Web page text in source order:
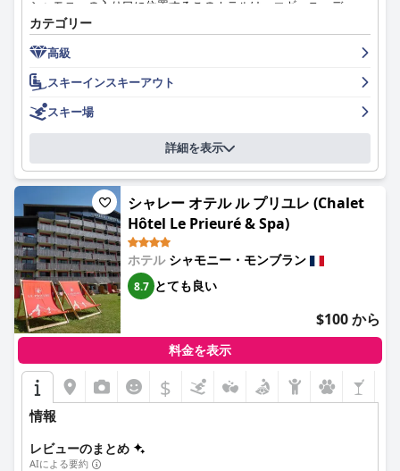
小ささと高い需要により、利用が制限される可能性があります。
問題を避けるためには、事前の予約をお勧めします。
として、近くの公共駐車場を利用する人もいます。家族連れに
は、専用の遊び場、ゲームルーム、広々としたファミリールーム
があり、ホテルは対応可能です。しかし、一部のゲストは、客室
が大家族には狭すぎると感じ、レイアウトの改善を提案しまし
スキーヤーにとって、ホテルのロケーションと設備は理想的であ
り、リフトやバス停へのアクセスが容易で、スキー保管施設や便
利なスキーバレーサービスを提供しています。全体として、アル
ピナ エクレクティック ホテルは、自然の美しさ、最新のアメニ
ティ、そしてフレンドリーなサービスを魅力的に組み合わせるこ
とで、シャモニーへの旅行者にとって人気の選択肢となっていま
す。
シャモニーの入り口に位置するこのホテルは、エギーユ・デュ・
ミディ・ロープウェイと市内中心部にほど近く、ショップ、レス
トラン、観光スポット、そして生活に必要な施設へのアクセスが
容易です。中心部に位置するにもかかわらず、ホテルは静かな環
境を保ち、息をのむような山の景色と手入れの行き届いた施設を
備えており、モンブランの探索や様々なアウトドアアクティビテ
ィを楽しむのに最適な拠点となります。
宿泊客は一様に、朝食の質の高さ、豊富な種類、そしてたっぷり
の量に称賛を寄せており、際立った特徴となっています。ビュッ
フェには、塩味と甘味のオプション、温かい料理と冷たい料理、
そしてグルテンフリーの選択肢やパンケーキメーカーなどの地元
の製品が含まれています。卓越した朝食体験は、充実した一日の
始まりを保証します。
ホテル内のレストラン、特にAkashonレストランは、グルメな食
事体験で絶賛されています。宿泊客は、美味しい郷土料理、卓越
したサービス、そして美しい料理のプレゼンテーションを強調し
ています。雰囲気は、ロマンチックな雰囲気と厳選されたワイン
の品揃えで知られており、料理の喜びをさらに高めています。
客室は、広々とした空間、モダンさ、そして禅とスカンジナビア
風のタッチを加えた清潔でスタイリッシュな内装が印象的です。
快適なベッド、設備の整ったアメニティ、そして息をのむような
モンブランの景色を望むバルコニーが、安らかな休息をさらに高
めます。不快なバルコニーチェアや客室の断熱性などの小さな問
題は、全体的なポジティブな体験を大きく損なうものではありま
せん。
カテゴリー
高級
スキーインスキーアウト
スキー場
詳細を表示
シャレー オテル ル プリユレ (Chalet
Hôtel Le Prieuré & Spa)
ホテル シャモニー・モンブラン
8.7 とても良い
$100 から
料金を表示
$
情報
レビューのまとめ
AIによる要約